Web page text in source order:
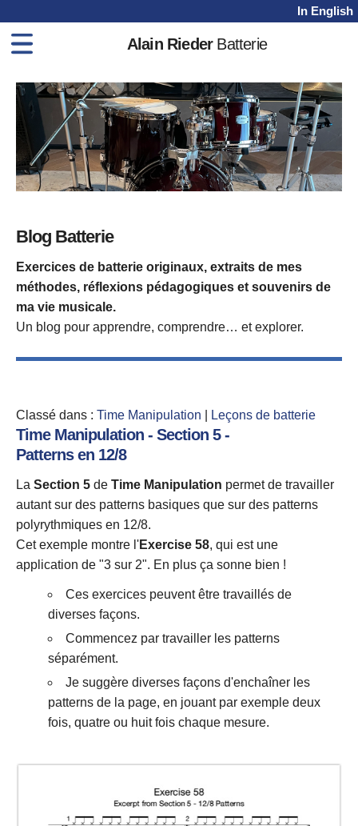
In English
Alain RiederBatterie
Méthodes
Cours
Vidéos
Shop
Contact
Blog Batterie
Exercices de batterie originaux, extraits de mes
méthodes, réflexions pédagogiques et souvenirs de
ma vie musicale.
Un blog pour apprendre, comprendre… et explorer.
Classé dans : Time Manipulation Leçons de batterie
Time Manipulation - Section 5 -
Patterns en 12/8
La Section 5 de Time Manipulation permet de travailler
autant sur des patterns basiques que sur des patterns
polyrythmiques en 12/8.
Cet exemple montre l'Exercise 58, qui est une
application de "3 sur 2". En plus ça sonne bien !
Ces exercices peuvent être travaillés de
diverses façons.
Commencez par travailler les patterns
séparément.
Je suggère diverses façons d'enchaîner les
patterns de la page, en jouant par exemple deux
fois, quatre ou huit fois chaque mesure.